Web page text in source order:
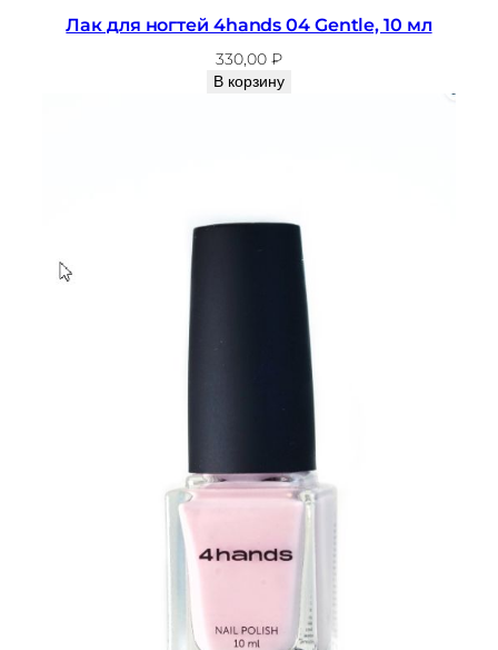
Лак для ногтей 4hands 04 Gentle, 10 мл
330,00 ₽
В корзину